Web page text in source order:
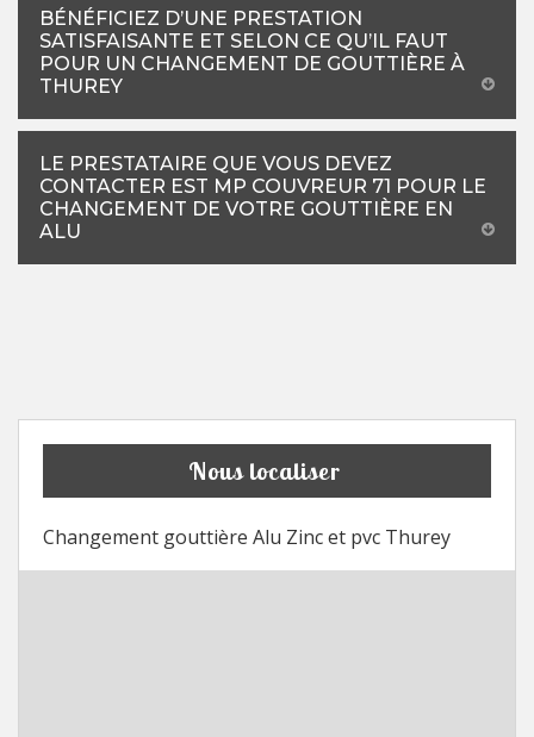
BÉNÉFICIEZ D’UNE PRESTATION
SATISFAISANTE ET SELON CE QU’IL FAUT
POUR UN CHANGEMENT DE GOUTTIÈRE À
THUREY
LE PRESTATAIRE QUE VOUS DEVEZ
CONTACTER EST MP COUVREUR 71 POUR LE
CHANGEMENT DE VOTRE GOUTTIÈRE EN
ALU
Nous localiser
Changement gouttière Alu Zinc et pvc Thurey